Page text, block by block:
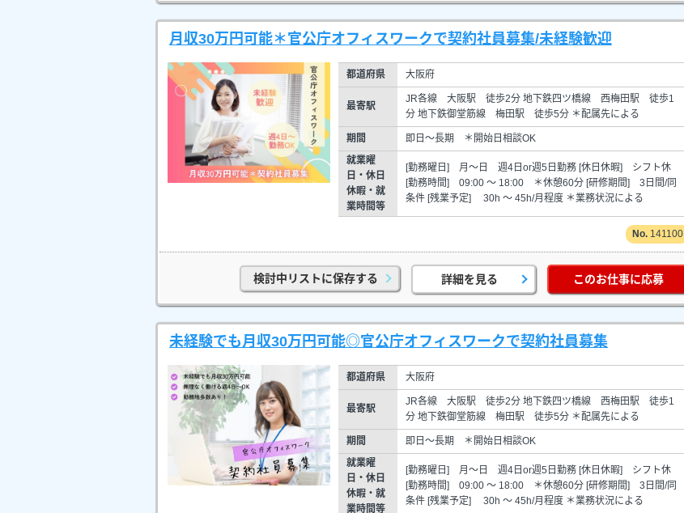
月収30万円可能＊官公庁オフィスワークで契約社員募集/未経験歓迎
都道府県 大阪府
最寄駅
JR各線 大阪駅 徒歩2分 地下鉄四ツ橋線 西梅田駅 徒歩1
分 地下鉄御堂筋線 梅田駅 徒歩5分 ＊配属先による
期間
即日～長期 ＊開始日相談OK
就業曜
日・休日
休暇・就
業時間等
[勤務曜日] 月～日 週4日or週5日勤務 [休日休暇] シフト休
[勤務時間] 09:00 ～ 18:00 ＊休憩60分 [研修期間] 3日間/同
条件 [残業予定] 30h ～ 45h/月程度 ＊業務状況による
141100
検討中リストに保存する 詳細を見る このお仕事に応募
未経験でも月収30万円可能◎官公庁オフィスワークで契約社員募集
都道府県 大阪府
最寄駅
JR各線 大阪駅 徒歩2分 地下鉄四ツ橋線 西梅田駅 徒歩1
分 地下鉄御堂筋線 梅田駅 徒歩5分 ＊配属先による
期間
即日～長期 ＊開始日相談OK
就業曜
日・休日
休暇・就
業時間等
[勤務曜日] 月～日 週4日or週5日勤務 [休日休暇] シフト休
[勤務時間] 09:00 ～ 18:00 ＊休憩60分 [研修期間] 3日間/同
条件 [残業予定] 30h ～ 45h/月程度 ＊業務状況による